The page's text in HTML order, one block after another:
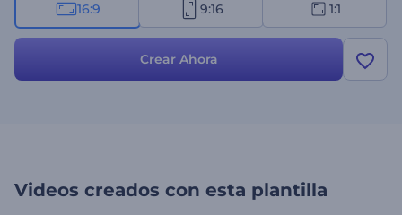
16:9 9:16 1:1
Crear Ahora
Videos creados con esta plantilla